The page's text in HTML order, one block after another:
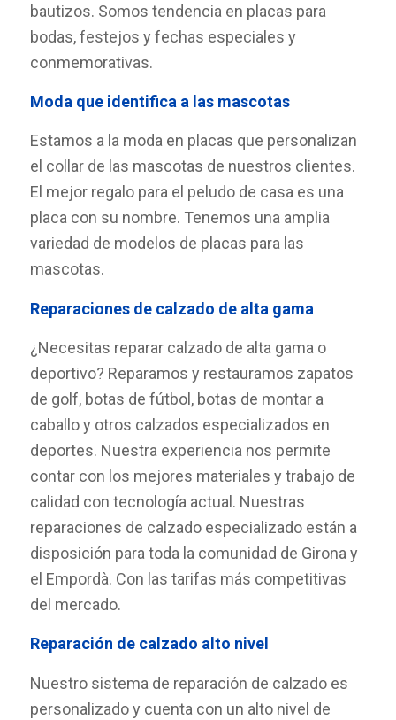
bautizos. Somos tendencia en placas para
bodas, festejos y fechas especiales y
conmemorativas.
Moda que identifica a las mascotas
Estamos a la moda en placas que personalizan
el collar de las mascotas de nuestros clientes.
El mejor regalo para el peludo de casa es una
placa con su nombre. Tenemos una amplia
variedad de modelos de placas para las
mascotas.
Reparaciones de calzado de alta gama
¿Necesitas reparar calzado de alta gama o
deportivo? Reparamos y restauramos zapatos
de golf, botas de fútbol, botas de montar a
caballo y otros calzados especializados en
deportes. Nuestra experiencia nos permite
contar con los mejores materiales y trabajo de
calidad con tecnología actual. Nuestras
reparaciones de calzado especializado están a
disposición para toda la comunidad de Girona y
el Empordà. Con las tarifas más competitivas
del mercado.
Reparación de calzado alto nivel
Nuestro sistema de reparación de calzado es
personalizado y cuenta con un alto nivel de